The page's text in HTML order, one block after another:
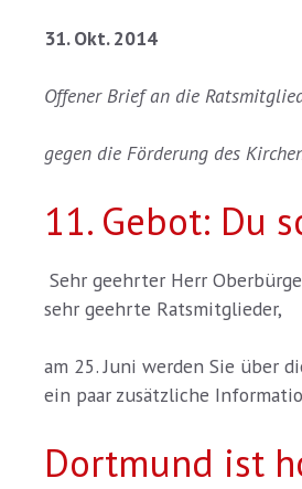
31. Okt. 2014
Offener Brief an die
gegen die Förderung des
11. Gebot: Du
Sehr geehrter Herr
sehr geehrte Ratsmitglieder,
am 25. Juni werden Sie über
ein paar zusätzliche
Dortmund ist